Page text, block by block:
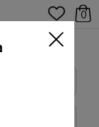
0